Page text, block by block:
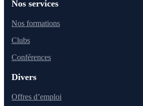
Nos services
Nos formations
Clubs
Conférences
Divers
Offres d’emploi